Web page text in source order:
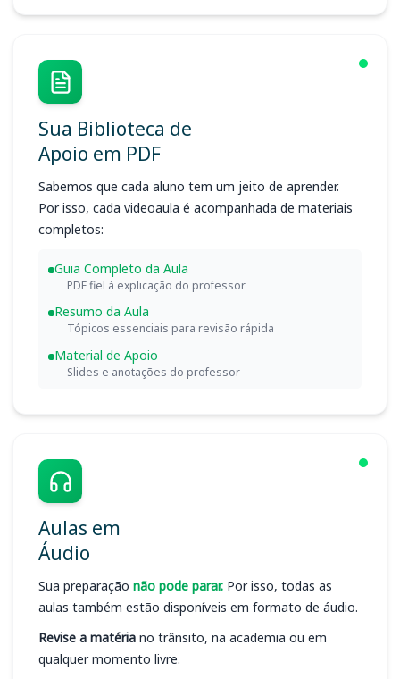
Sua Biblioteca de
Apoio em PDF
Sabemos que cada aluno tem um jeito de aprender.
Por isso, cada videoaula é acompanhada de materiais
completos:
Guia Completo da Aula
PDF fiel à explicação do professor
Resumo da Aula
Tópicos essenciais para revisão rápida
Material de Apoio
Slides e anotações do professor
Aulas em
Áudio
Sua preparação não pode parar. Por isso, todas as
aulas também estão disponíveis em formato de áudio.
Revise a matéria no trânsito, na academia ou em
qualquer momento livre.